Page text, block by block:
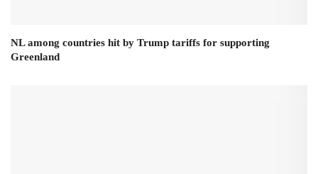
NL among countries hit by Trump tariffs for supporting
Greenland